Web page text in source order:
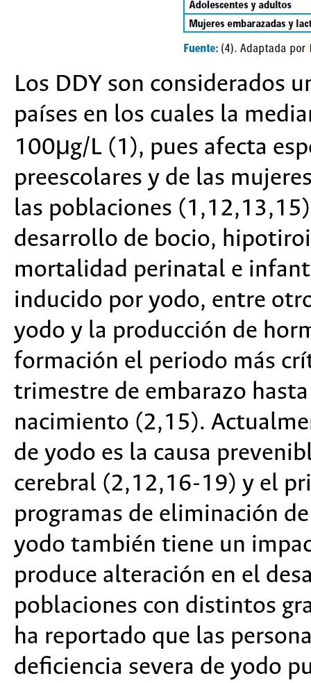
Los DDY son considerados
países en los cuales la
100μg/L (1), pues afecta
preescolares y de las
las poblaciones
desarrollo de bocio,
mortalidad perinatal e
inducido por yodo, entre
yodo y la producción de
formación el periodo más
trimestre de embarazo
nacimiento (2,15).
de yodo es la causa
cerebral (2,12,16-19) y el
programas de eliminación
yodo también tiene un
produce alteración en el
poblaciones con distintos
ha reportado que las
deficiencia severa de yodo